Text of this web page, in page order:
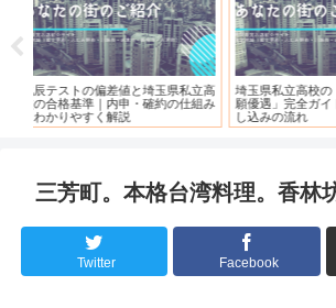
【スシロー三芳店】リニューアルさ
れている！！！
【三芳】フー
三芳町。本格台湾料理。香林
Twitter Facebook